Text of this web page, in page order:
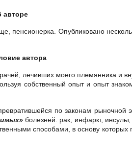
авторе
Опубликовано
автора
лечивших моего племянника и
собственный опыт и опыт
по законам рыночной
болезней: рак, инфаркт,
способами, в основу